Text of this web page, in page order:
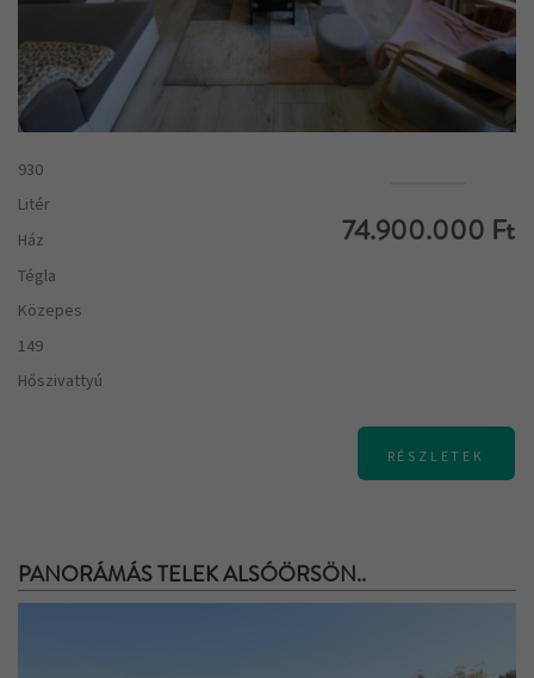
930
Litér
Ház
Tégla
Közepes
149
Hőszivattyú
74.900.000 Ft
RÉSZLETEK
PANORÁMÁS TELEK ALSÓÖRSÖN..